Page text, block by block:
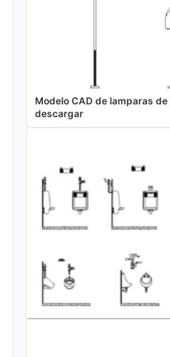
Modelo CAD de lamparas
descargar